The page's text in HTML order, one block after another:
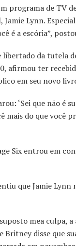
de TV
Lynn.
é a escória”,
da tutela
afirmou ter
em seu novo
‘Sei que não
mais do que você
Six entrou em
que Jamie
mea culpa,
disse que